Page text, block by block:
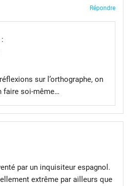
Répondre
sur l’orthographe, on
faire soi-même…
par un inquisiteur espagnol.
extrême par ailleurs que